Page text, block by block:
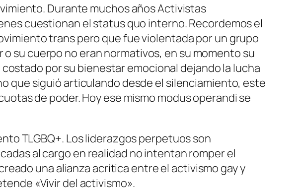
Durante muchos años Activistas
cuestionan el status quo interno. Recordemos el
trans pero que fue violentada por un grupo
su cuerpo no eran normativos, en su momento su
por su bienestar emocional dejando la lucha
que siguió articulando desde el silenciamiento, este
de poder. Hoy ese mismo modus operandi se
TLGBQ+. Los liderazgos perpetuos son
al cargo en realidad no intentan romper el
una alianza acrítica entre el activismo gay y
«Vivir del activismo».